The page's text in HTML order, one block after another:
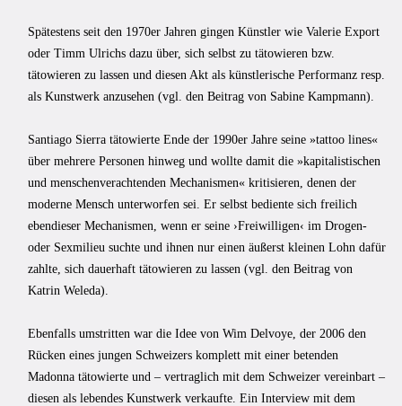
Spätestens seit den 1970er Jahren gingen Künstler wie Valerie Export
oder Timm Ulrichs dazu über, sich selbst zu tätowieren bzw.
tätowieren zu lassen und diesen Akt als künstlerische Performanz resp.
als Kunstwerk anzusehen (vgl. den Beitrag von Sabine Kampmann).
Santiago Sierra tätowierte Ende der 1990er Jahre seine »tattoo lines«
über mehrere Personen hinweg und wollte damit die »kapitalistischen
und menschenverachtenden Mechanismen« kritisieren, denen der
moderne Mensch unterworfen sei. Er selbst bediente sich freilich
ebendieser Mechanismen, wenn er seine ›Freiwilligen‹ im Drogen-
oder Sexmilieu suchte und ihnen nur einen äußerst kleinen Lohn dafür
zahlte, sich dauerhaft tätowieren zu lassen (vgl. den Beitrag von
Katrin Weleda).
Ebenfalls umstritten war die Idee von Wim Delvoye, der 2006 den
Rücken eines jungen Schweizers komplett mit einer betenden
Madonna tätowierte und – vertraglich mit dem Schweizer vereinbart –
diesen als lebendes Kunstwerk verkaufte. Ein Interview mit dem